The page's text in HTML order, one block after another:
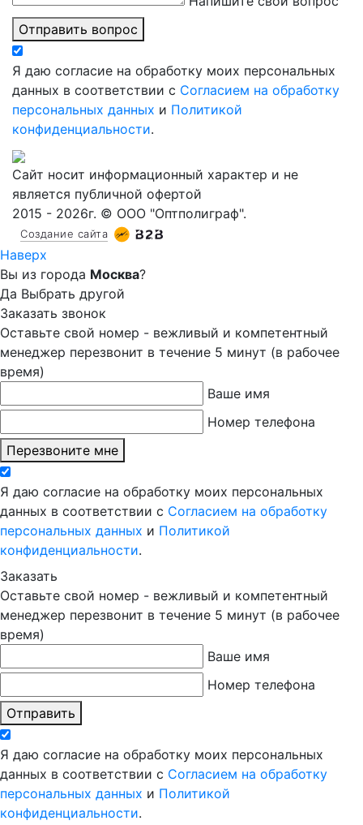
Отправить вопрос
Я даю согласие на обработку моих персональных
данных в соответствии с Согласием на обработку
персональных данных и Политикой
конфиденциальности.
Сайт носит информационный характер и не
является публичной офертой
2015 - 2026г. © ООО "Оптполиграф".
Создание сайта
Наверх
Вы из города Москва?
Да Выбрать другой
Заказать звонок
Оставьте свой номер - вежливый и компетентный
менеджер перезвонит в течение 5 минут (в рабочее
время)
Ваше имя
Номер телефона
Перезвоните мне
Я даю согласие на обработку моих персональных
данных в соответствии с Согласием на обработку
персональных данных и Политикой
конфиденциальности.
Заказать
Оставьте свой номер - вежливый и компетентный
менеджер перезвонит в течение 5 минут (в рабочее
время)
Ваше имя
Номер телефона
Отправить
Я даю согласие на обработку моих персональных
данных в соответствии с Согласием на обработку
персональных данных и Политикой
конфиденциальности.